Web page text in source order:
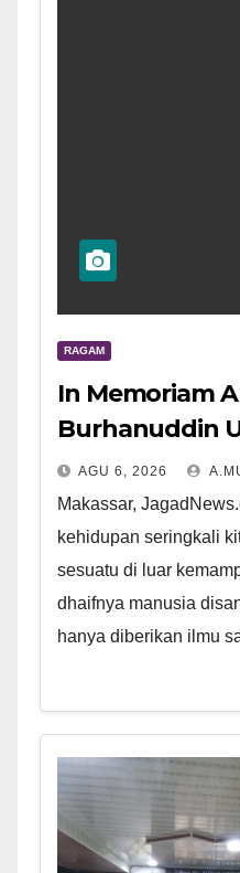
RAGAM
In Memoriam
Burhanuddin
AGU 6, 2026
Makassar,
kehidupan seringkali
sesuatu di luar
dhaifnya manusia
hanya diberikan ilmu